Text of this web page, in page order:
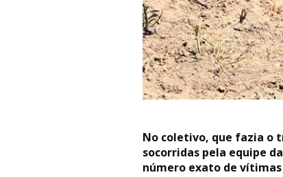
No coletivo, que fazia o
socorridas pela equipe
número exato de